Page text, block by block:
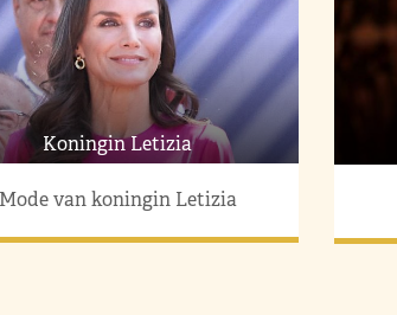
Koningin Letizia
Mode van koningin Letizia